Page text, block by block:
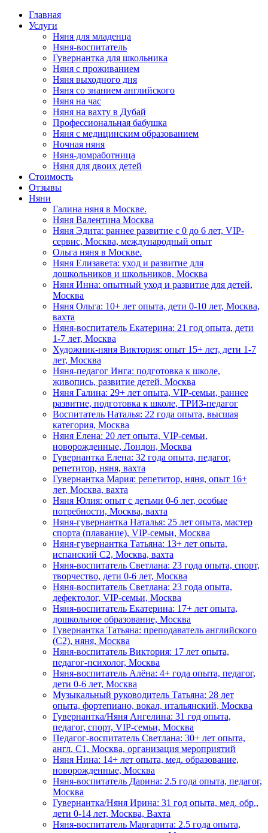
Главная
Услуги
Няня для младенца
Няня-воспитатель
Гувернантка для школьника
Няня с проживанием
Няня выходного дня
Няня со знанием английского
Няня на час
Няня на вахту в Дубай
Профессиональная бабушка
Няня с медицинским образованием
Ночная няня
Няня-домработница
Няня для двоих детей
Стоимость
Отзывы
Няни
Галина няня в Москве.
Няня Валентина Москва
Няня Эдита: раннее развитие с 0 до 6 лет, VIP-
сервис, Москва, международный опыт
Ольга няня в Москве.
Няня Елизавета: уход и развитие для
дошкольников и школьников, Москва
Няня Инна: опытный уход и развитие для детей,
Москва
Няня Ольга: 10+ лет опыта, дети 0-10 лет, Москва,
вахта
Няня-воспитатель Екатерина: 21 год опыта, дети
1-7 лет, Москва
Художник-няня Виктория: опыт 15+ лет, дети 1-7
лет, Москва
Няня-педагог Инга: подготовка к школе,
живопись, развитие детей, Москва
Няня Галина: 29+ лет опыта, VIP-семьи, раннее
развитие, подготовка к школе, ТРИЗ-педагог
Воспитатель Наталья: 22 года опыта, высшая
категория, Москва
Няня Елена: 20 лет опыта, VIP-семьи,
новорожденные, Лондон, Москва
Гувернантка Елена: 32 года опыта, педагог,
репетитор, няня, вахта
Гувернантка Мария: репетитор, няня, опыт 16+
лет, Москва, вахта
Няня Юлия: опыт с детьми 0-6 лет, особые
потребности, Москва, вахта
Няня-гувернантка Наталья: 25 лет опыта, мастер
спорта (плавание), VIP-семьи, Москва
Няня-гувернантка Татьяна: 13+ лет опыта,
испанский C2, Москва, вахта
Няня-воспитатель Светлана: 23 года опыта, спорт,
творчество, дети 0-6 лет, Москва
Няня-воспитатель Светлана: 23 года опыта,
дефектолог, VIP-семьи, Москва
Няня-воспитатель Екатерина: 17+ лет опыта,
дошкольное образование, Москва
Гувернантка Татьяна: преподаватель английского
(C2), няня, Москва
Няня-воспитатель Виктория: 17 лет опыта,
педагог-психолог, Москва
Няня-воспитатель Алёна: 4+ года опыта, педагог,
дети 0-6 лет, Москва
Музыкальный руководитель Татьяна: 28 лет
опыта, фортепиано, вокал, итальянский, Москва
Гувернантка/Няня Ангелина: 31 год опыта,
педагог, спорт, VIP-семьи, Москва
Педагог-воспитатель Светлана: 30+ лет опыта,
англ. C1, Москва, организация мероприятий
Няня Нина: 14+ лет опыта, мед. образование,
новорожденные, Москва
Няня-воспитатель Дарина: 2.5 года опыта, педагог,
Москва
Гувернантка/Няня Ирина: 31 год опыта, мед. обр.,
дети 0-14 лет, Москва, Вахта
Няня-воспитатель Маргарита: 2.5 года опыта,